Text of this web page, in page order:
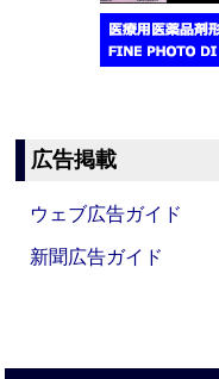
広告掲載
ウェブ広告ガイド
新聞広告ガイド